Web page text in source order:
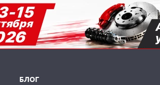
БЛОГ